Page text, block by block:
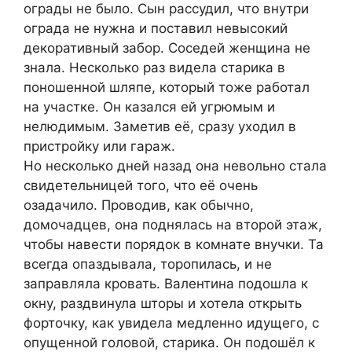
ограды не было. Сын рассудил, что внутри
ограда не нужна и поставил невысокий
декоративный забор. Соседей женщина не
знала. Несколько раз видела старика в
поношенной шляпе, который тоже работал
на участке. Он казался ей угрюмым и
нелюдимым. Заметив её, сразу уходил в
пристройку или гараж.
Но несколько дней назад она невольно стала
свидетельницей того, что её очень
озадачило. Проводив, как обычно,
домочадцев, она поднялась на второй этаж,
чтобы навести порядок в комнате внучки. Та
всегда опаздывала, торопилась, и не
заправляла кровать. Валентина подошла к
окну, раздвинула шторы и хотела открыть
форточку, как увидела медленно идущего, с
опущенной головой, старика. Он подошёл к